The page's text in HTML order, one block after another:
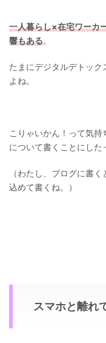
一人暮らし×在宅ワーカ
響もある。
たまにデジタルデトッ
よね。
こりゃいかん！って気持
について書くことにした
（わたし、ブログに書
込めて書くね。）
スマホと離れ